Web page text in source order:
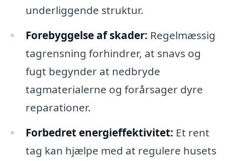
underliggende struktur.
Forebyggelse af skader: Regelmæssig
tagrensning forhindrer, at snavs og
fugt begynder at nedbryde
tagmaterialerne og forårsager dyre
reparationer.
Forbedret energieffektivitet: Et rent
tag kan hjælpe med at regulere husets